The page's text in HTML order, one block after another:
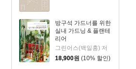
방구석 가드너를 위한
실내 가드닝 & 플랜테
리어
그린어스(백일홍) 저
18,900원 (10% 할인)